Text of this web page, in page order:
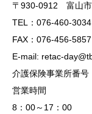
〒930-0912 富山市
TEL：076-460-3034
FAX：076-456-5857
E-mail: retac-
介護保険事業所番
営業時間
8：00～17：00